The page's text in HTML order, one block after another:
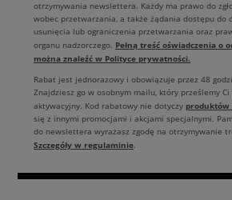
otrzymywania newslettera. Każdy ma prawo do
wobec przetwarzania, a także żądania dostępu do
usunięcia lub ograniczenia przetwarzania oraz
organu nadzorczego. Pełną treść oświadczenia o
można znaleźć w Polityce prywatności.
Rabat jest jednorazowy i obowiązuje przez 48
Znajdziesz go w osobnym mailu, który prześlemy
aktywacyjny. Kod rabatowy nie dotyczy produktów
się z innymi promocjami i akcjami specjalnymi.
do newslettera wyrażasz zgodę na otrzymywanie
Szczegóły w regulaminie.